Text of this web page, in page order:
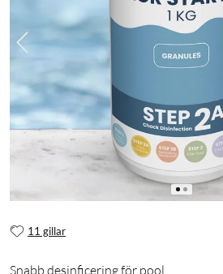
11 gillar
Snabb desinficering för pool